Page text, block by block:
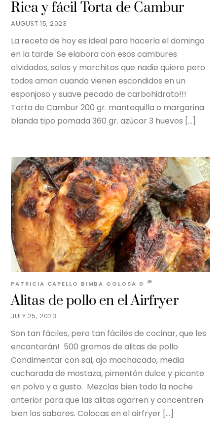
AUGUST 15, 2023
Rica y fácil Torta de Cambur
La receta de hoy es ideal para hacerla el domingo
en la tarde. Se elabora con esos cambures
olvidados, solos y marchitos que nadie quiere pero
todos aman cuando vienen escondidos en un
esponjoso y suave pecado de carbohidrato!!!
Torta de Cambur 200 gr. mantequilla o margarina
blanda tipo pomada 360 gr. azúcar 3 huevos […]
JULY 25, 2023
Alitas de pollo en el Airfryer
PATRICIA CAPELLO BIMBA GOLOSA 0
Son tan fáciles, pero tan fáciles de cocinar, que les
encantarán! 500 gramos de alitas de pollo
Condimentar con sal, ajo machacado, media
cucharada de mostaza, pimentón dulce y picante
en polvo y a gusto. Mezclas bien todo la noche
anterior para que las alitas agarren y concentren
bien los sabores. Colocas en el airfryer […]